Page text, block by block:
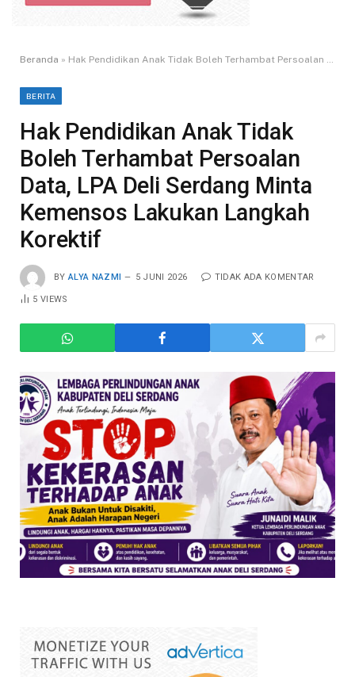
Beranda » Hak Pendidikan Anak Tidak Boleh Terhambat Persoalan Data, LPA Deli Serdang Minta Kemensos Lakukan Langkah Korektif
BERITA
Hak Pendidikan Anak Tidak
Boleh Terhambat Persoalan
Data, LPA Deli Serdang Minta
Kemensos Lakukan Langkah
Korektif
BY ALYA NAZMI 5 JUNI 2026 TIDAK ADA KOMENTAR
5VIEWS